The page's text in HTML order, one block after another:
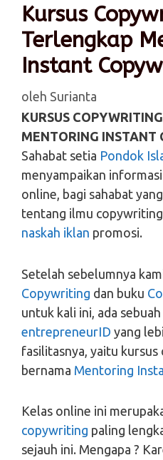
Kursus
Terlengkap
Instant
oleh Surianta
KURSUS
MENTORING INSTANT
Sahabat setia Pondok
menyampaikan
online, bagi sahabat
tentang ilmu
naskah iklan promosi.
Setelah sebelumnya
Copywriting dan buku
untuk kali ini, ada
entrepreneurID yang
fasilitasnya, yaitu
bernama Mentoring
Kelas online ini
copywriting paling
sejauh ini. Mengapa ?